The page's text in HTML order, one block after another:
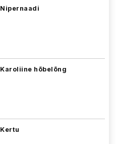
Nipernaadi
Karoliine hõbelõng
Kertu